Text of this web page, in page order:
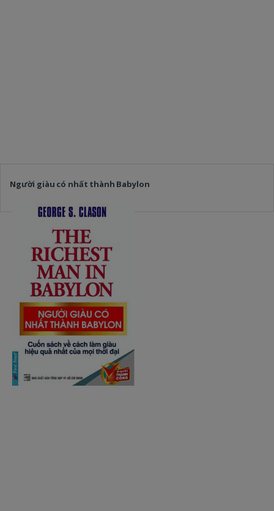
Người giàu có nhất thành Babylon